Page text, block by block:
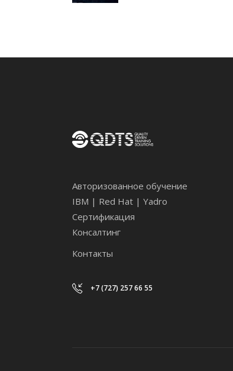
Авторизованное обучение
IBM | Red Hat | Yadro
Сертификация
Консалтинг
Контакты
+7 (727) 257 66 55